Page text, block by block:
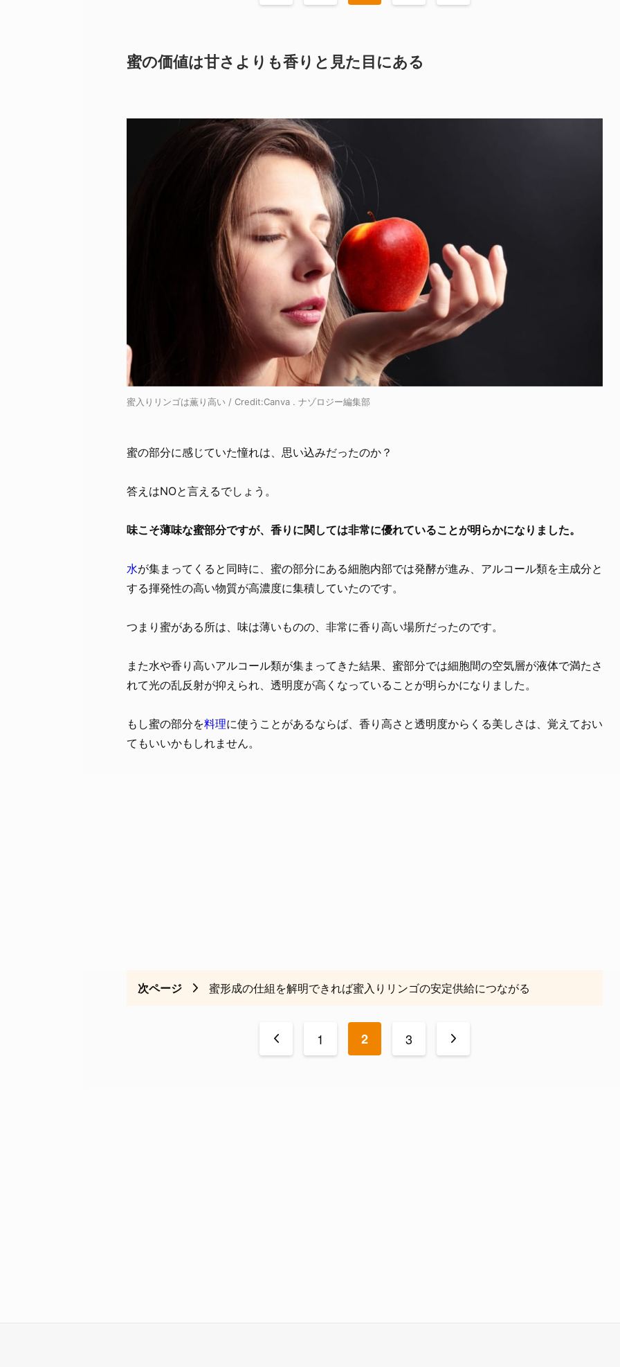
蜜の価値は甘さよりも香りと見た目にある
蜜入りリンゴは薫り高い / Credit:Canva . ナゾロジー編集部
蜜の部分に感じていた憧れは、思い込みだったのか？
答えはNOと言えるでしょう。
味こそ薄味な蜜部分ですが、香りに関しては非常に優れていることが明らかになりました。
水が集まってくると同時に、蜜の部分にある細胞内部では発酵が進み、アルコール類を主成分と
する揮発性の高い物質が高濃度に集積していたのです。
つまり蜜がある所は、味は薄いものの、非常に香り高い場所だったのです。
また水や香り高いアルコール類が集まってきた結果、蜜部分では細胞間の空気層が液体で満たさ
れて光の乱反射が抑えられ、透明度が高くなっていることが明らかになりました。
もし蜜の部分を料理に使うことがあるならば、香り高さと透明度からくる美しさは、覚えておい
てもいいかもしれません。
次ページ 蜜形成の仕組を解明できれば蜜入りリンゴの安定供給につながる
< 1 2 3 >